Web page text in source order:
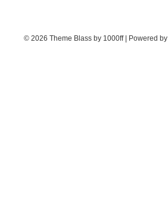
© 2026 Theme Blass by 1000ff | Powered by